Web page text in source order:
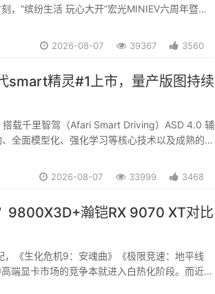
，“缤纷生活 玩心大开”宏光MINIEV六周年暨五
2026-08-07 39367 3560
smart精灵#1上市，量产版图持续
载千里智驾（Afari Smart Driving）ASD 4.0 辅
全面模型化、强化学习等核心技术以及成熟的工
2026-08-07 33999 3468
9800X3D+瀚铠RX 9070 XT对比
《生化危机9：安魂曲》《极限竞速：地平线
端显卡市场的竞争本就进入白热化阶段。而近期